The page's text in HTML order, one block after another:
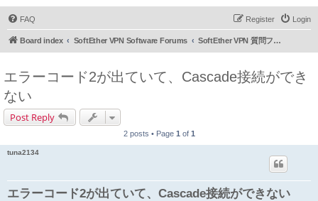
FAQ Login
Register
Board index SoftEther VPN Software Forums SoftEther VPN 質問フォーラム (日本語)
エラーコード2が出ていて、Cascade接続ができ
ない
Post Reply
2 posts • Page 1 of 1
tuna2134
エラーコード2が出ていて、Cascade接続ができない